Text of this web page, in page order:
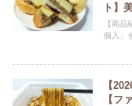
ト】
【商
個入」
【
【フ